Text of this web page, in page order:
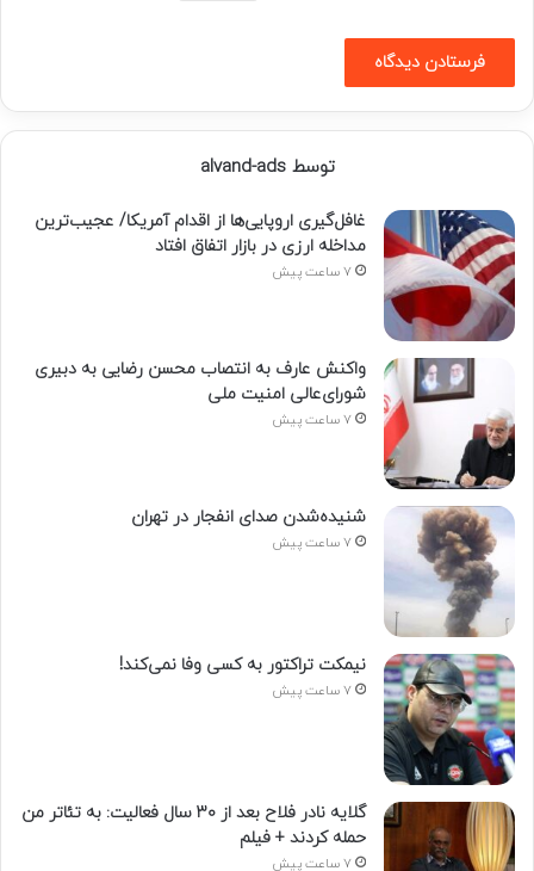
توسط alvand-ads
غافل‌گیری اروپایی‌ها از اقدام آمریکا/ عجیب‌ترین
مداخله ارزی در بازار اتفاق افتاد
7 ساعت پیش
واکنش عارف به انتصاب محسن رضایی به دبیری
شورای‌عالی امنیت ملی
7 ساعت پیش
شنیده‌شدن صدای انفجار در تهران
7 ساعت پیش
نیمکت تراکتور به کسی وفا نمی‌کند!
7 ساعت پیش
گلایه نادر فلاح بعد از ۳۰ سال فعالیت: به تئاتر من
حمله کردند + فیلم
7 ساعت پیش